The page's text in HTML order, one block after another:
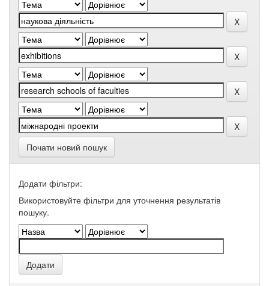
Почати новий пошук
Додати фільтри:
Використовуйте фільтри для уточнення результатів
пошуку.